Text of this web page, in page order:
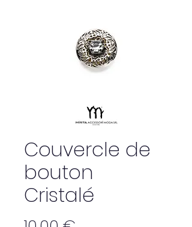
Couvercle de
bouton
Cristalé